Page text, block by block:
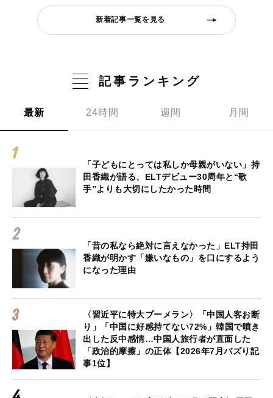
新着記事一覧を見る
記事ランキング
最新 24時間 週間 月間
「子どもにとっては私しか母親がいない」持
田香織が語る、ELTデビュー30周年と“歌
手”よりも大切にしたかった時間
「昔の私なら絶対に言えなかった」ELT持田
香織が明かす「嫌いなもの」を口にするよう
になった理由
〈習近平に特大ブーメラン〉「中国人客お断
り」「中国に好感持てない72%」韓国で噴き
出した反中感情…中国人旅行者が直面した
「政治的摩擦」の正体【2026年7月バズり記
事1位】